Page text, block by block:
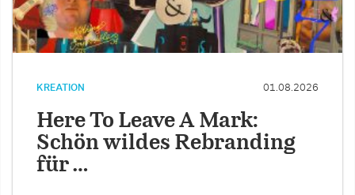
KREATION 01.08.2026
Here To Leave A Mark:
Schön wildes Rebranding
für …